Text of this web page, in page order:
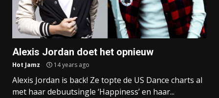
Alexis Jordan doet het opnieuw
Hot Jamz 14 years ago
Alexis Jordan is back! Ze topte de US Dance charts al
met haar debuutsingle ‘Happiness’ en haar...